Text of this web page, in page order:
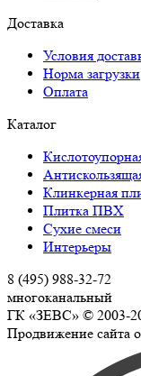
Доставка
Условия
Норма загрузки
Оплата
Каталог
Клинкерная
Плитка ПВХ
Сухие смеси
Интерьеры
8 (495) 988-32-72
многоканальный
ГК «ЗЕВС» © 2003-
Продвижение сайта